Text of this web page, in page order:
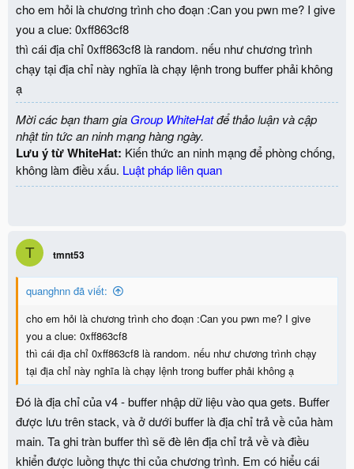
n
s
cho em hỏi là chương trình cho đoạn :Can you pwn me? I give
you a clue: 0xff863cf8
thì cái địa chỉ 0xff863cf8 là random. nếu như chương trình
chạy tại địa chỉ này nghĩa là chạy lệnh trong buffer phải không
ạ
Mời các bạn tham gia Group WhiteHatđể thảo luận và cập
nhật tin tức an ninh mạng hàng ngày.
Lưu ý từ WhiteHat: Kiến thức an ninh mạng để phòng chống,
không làm điều xấu. Luật pháp liên quan
T tmnt53
quanghnn đã viết:
cho em hỏi là chương trình cho đoạn :Can you pwn me? I give
you a clue: 0xff863cf8
thì cái địa chỉ 0xff863cf8 là random. nếu như chương trình chạy
tại địa chỉ này nghĩa là chạy lệnh trong buffer phải không ạ
Đó là địa chỉ của v4 - buffer nhập dữ liệu vào qua gets. Buffer
được lưu trên stack, và ở dưới buffer là địa chỉ trả về của hàm
main. Ta ghi tràn buffer thì sẽ đè lên địa chỉ trả về và điều
khiển được luồng thực thi của chương trình. Em có hiểu cái